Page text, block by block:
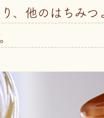
、他のはちみつ